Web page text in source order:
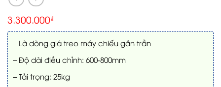
3.300.000₫
– Là dòng giá treo máy chiếu gắn trần
– Độ dài điều chỉnh: 600-800mm
– Tải trọng: 25kg